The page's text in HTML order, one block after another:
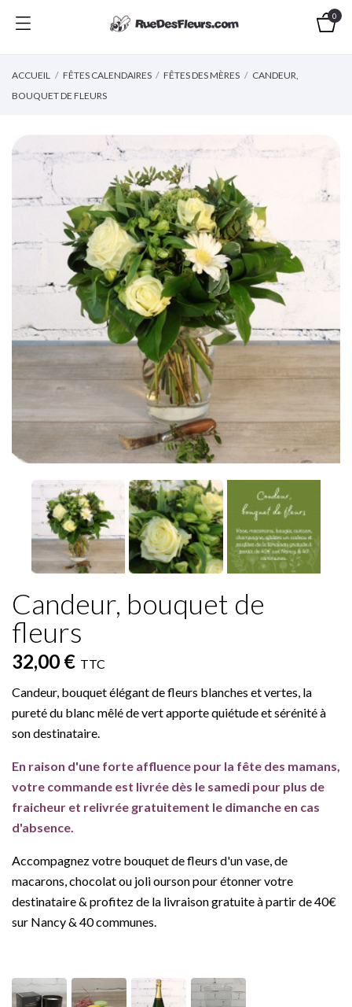
0
ACCUEIL FÊTES CALENDAIRES FÊTES DES MÈRES
CANDEUR,
BOUQUET DE FLEURS
Candeur, bouquet de
fleurs
32,00 € TTC
Candeur, bouquet élégant de fleurs blanches et vertes, la
pureté du blanc mêlé de vert apporte quiétude et sérénité à
son destinataire.
En raison d'une forte affluence pour la fête des mamans,
votre commande est livrée dès le samedi pour plus de
fraicheur et relivrée gratuitement le dimanche en cas
d'absence.
Accompagnez votre bouquet de fleurs d'un vase, de
macarons, chocolat ou joli ourson pour étonner votre
destinataire & profitez de la livraison gratuite à partir de 40€
sur Nancy & 40 communes.